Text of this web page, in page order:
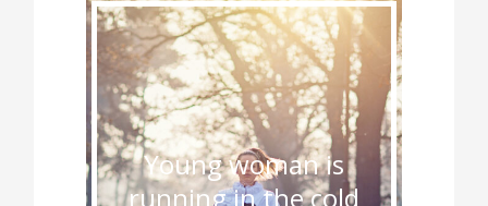
Young woman is
running in the cold